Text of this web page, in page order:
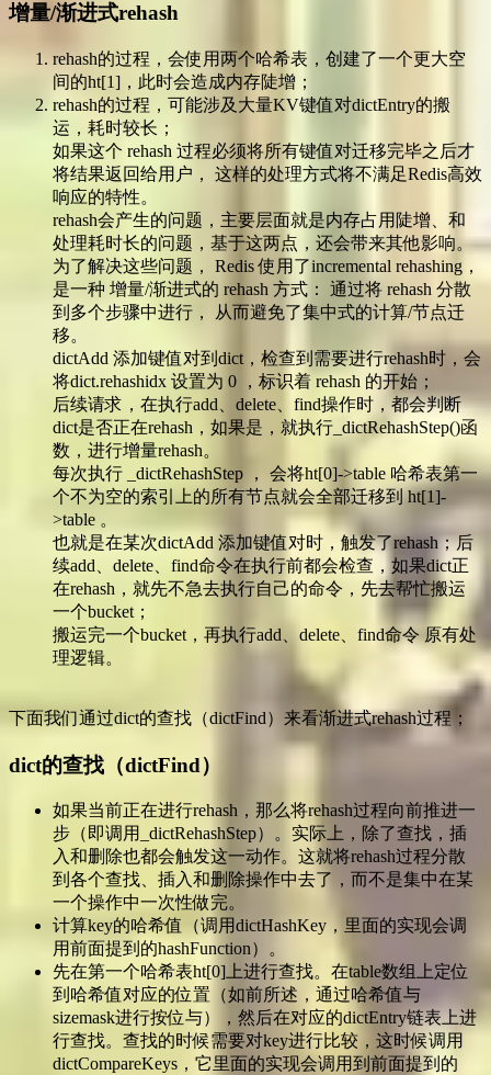
增量/渐进式rehash
rehash的过程，会使用两个哈希表，创建了一个更大空
间的ht[1]，此时会造成内存陡增；
rehash的过程，可能涉及大量KV键值对dictEntry的搬
运，耗时较长；
如果这个 rehash 过程必须将所有键值对迁移完毕之后才
将结果返回给用户， 这样的处理方式将不满足Redis高效
响应的特性。
rehash会产生的问题，主要层面就是内存占用陡增、和
处理耗时长的问题，基于这两点，还会带来其他影响。
为了解决这些问题， Redis 使用了incremental rehashing，
是一种 增量/渐进式的 rehash 方式： 通过将 rehash 分散
到多个步骤中进行， 从而避免了集中式的计算/节点迁
移。
dictAdd 添加键值对到dict，检查到需要进行rehash时，会
将dict.rehashidx 设置为 0 ，标识着 rehash 的开始；
后续请求，在执行add、delete、find操作时，都会判断
dict是否正在rehash，如果是，就执行_dictRehashStep()函
数，进行增量rehash。
每次执行 _dictRehashStep ， 会将ht[0]->table 哈希表第一
个不为空的索引上的所有节点就会全部迁移到 ht[1]-
>table 。
也就是在某次dictAdd 添加键值对时，触发了rehash；后
续add、delete、find命令在执行前都会检查，如果dict正
在rehash，就先不急去执行自己的命令，先去帮忙搬运
一个bucket；
搬运完一个bucket，再执行add、delete、find命令 原有处
理逻辑。
下面我们通过dict的查找（dictFind）来看渐进式rehash过程；
dict的查找（dictFind）
如果当前正在进行rehash，那么将rehash过程向前推进一
步（即调用_dictRehashStep）。实际上，除了查找，插
入和删除也都会触发这一动作。这就将rehash过程分散
到各个查找、插入和删除操作中去了，而不是集中在某
一个操作中一次性做完。
计算key的哈希值（调用dictHashKey，里面的实现会调
用前面提到的hashFunction）。
先在第一个哈希表ht[0]上进行查找。在table数组上定位
到哈希值对应的位置（如前所述，通过哈希值与
sizemask进行按位与），然后在对应的dictEntry链表上进
行查找。查找的时候需要对key进行比较，这时候调用
dictCompareKeys，它里面的实现会调用到前面提到的